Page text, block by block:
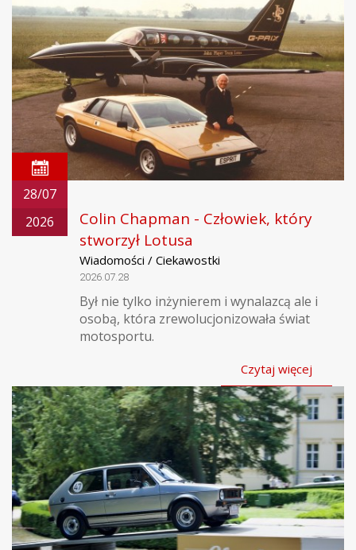
28/07
2026
Colin Chapman - Człowiek, który
stworzył Lotusa
Wiadomości / Ciekawostki
2026.07.28
Był nie tylko inżynierem i wynalazcą ale i
osobą, która zrewolucjonizowała świat
motosportu.
Czytaj więcej